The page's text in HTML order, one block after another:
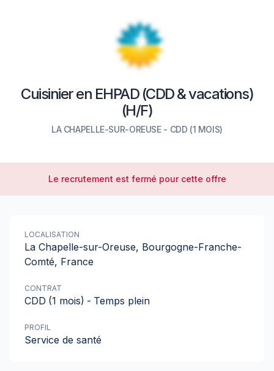
Cuisinier en EHPAD (CDD & vacations)
(H/F)
LA CHAPELLE-SUR-OREUSE - CDD (1 MOIS)
Le recrutement est fermé pour cette offre
LOCALISATION
La Chapelle-sur-Oreuse, Bourgogne-Franche-
Comté, France
CONTRAT
CDD (1 mois) - Temps plein
PROFIL
Service de santé